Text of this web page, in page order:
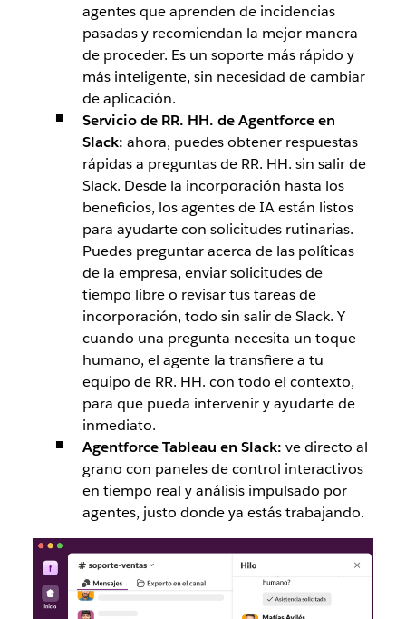
agentes que aprenden de incidencias
pasadas y recomiendan la mejor manera
de proceder. Es un soporte más rápido y
más inteligente, sin necesidad de cambiar
de aplicación.
Servicio de RR. HH. de Agentforce en
Slack: ahora, puedes obtener respuestas
rápidas a preguntas de RR. HH. sin salir de
Slack. Desde la incorporación hasta los
beneficios, los agentes de IA están listos
para ayudarte con solicitudes rutinarias.
Puedes preguntar acerca de las políticas
de la empresa, enviar solicitudes de
tiempo libre o revisar tus tareas de
incorporación, todo sin salir de Slack. Y
cuando una pregunta necesita un toque
humano, el agente la transfiere a tu
equipo de RR. HH. con todo el contexto,
para que pueda intervenir y ayudarte de
inmediato.
Agentforce Tableau en Slack: ve directo al
grano con paneles de control interactivos
en tiempo real y análisis impulsado por
agentes, justo donde ya estás trabajando.